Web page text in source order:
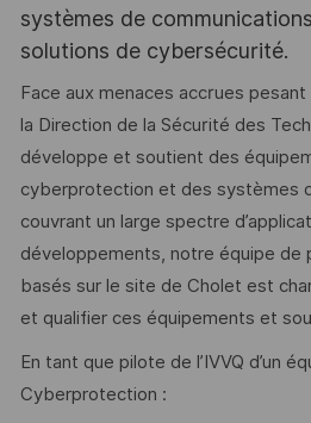
systèmes de
solutions de cybersécurité.
Face aux menaces accrues
la Direction de la Sécurité des
développe et soutient des
cyberprotection et des systèmes
couvrant un large spectre
développements, notre équipe de
basés sur le site de Cholet est
et qualifier ces équipements et
En tant que pilote de l’IVVQ d’un
Cyberprotection :